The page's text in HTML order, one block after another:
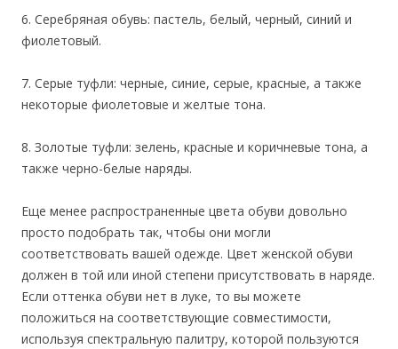
6. Серебряная обувь: пастель, белый, черный, синий и
фиолетовый.
7. Серые туфли: черные, синие, серые, красные, а также
некоторые фиолетовые и желтые тона.
8. Золотые туфли: зелень, красные и коричневые тона, а
также черно-белые наряды.
Еще менее распространенные цвета обуви довольно
просто подобрать так, чтобы они могли
соответствовать вашей одежде. Цвет женской обуви
должен в той или иной степени присутствовать в наряде.
Если оттенка обуви нет в луке, то вы можете
положиться на соответствующие совместимости,
используя спектральную палитру, которой пользуются